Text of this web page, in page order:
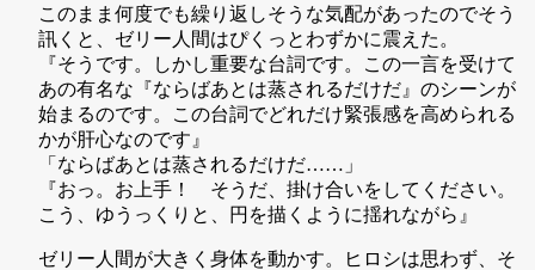
このまま何度でも繰り返しそうな気配があったのでそう
訊くと、ゼリー人間はぴくっとわずかに震えた。
『そうです。しかし重要な台詞です。この一言を受けて
あの有名な『ならばあとは蒸されるだけだ』のシーンが
始まるのです。この台詞でどれだけ緊張感を高められる
かが肝心なのです』
「ならばあとは蒸されるだけだ……」
『おっ。お上手！ そうだ、掛け合いをしてください。
こう、ゆうっくりと、円を描くように揺れながら』
ゼリー人間が大きく身体を動かす。ヒロシは思わず、そ